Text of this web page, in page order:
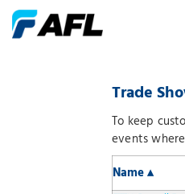
Trade
To keep
events
Name ▴